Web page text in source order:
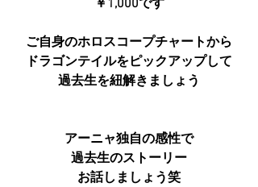
￥1,000です
ご自身のホロスコープチャートから
ドラゴンテイルをピックアップして
過去生を紐解きましょう
アーニャ独自の感性で
過去生のストーリー
お話しましょう笑